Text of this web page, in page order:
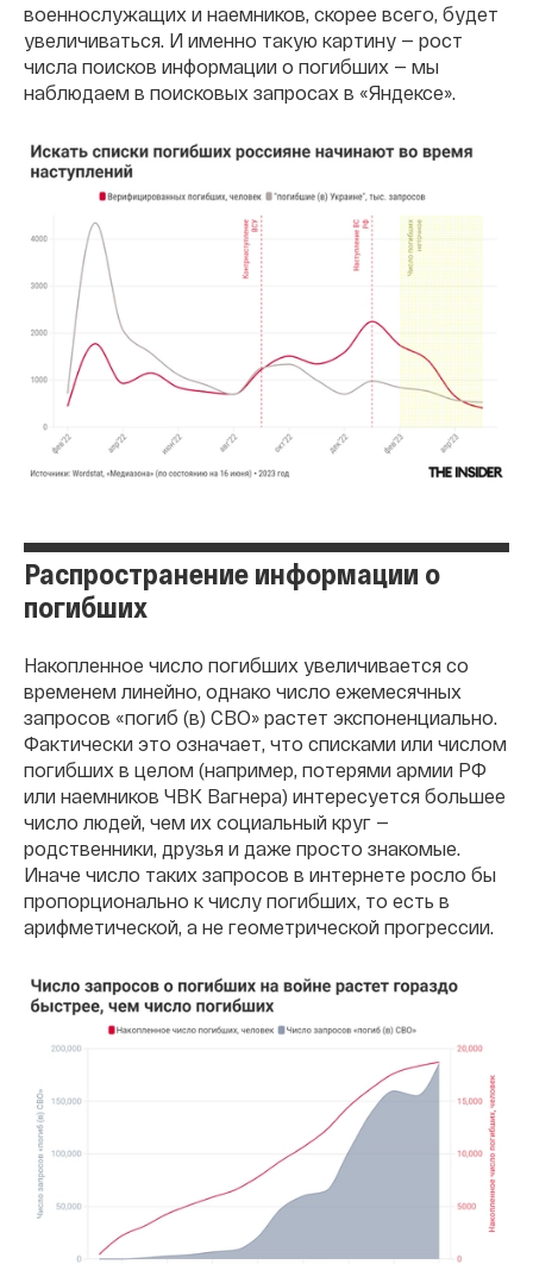
военнослужащих и наемников, скорее всего, будет
увеличиваться. И именно такую картину — рост
числа поисков информации о погибших — мы
наблюдаем в поисковых запросах в «Яндексе».
Распространение информации о
погибших
Накопленное число погибших увеличивается со
временем линейно, однако число ежемесячных
запросов «погиб (в) СВО» растет экспоненциально.
Фактически это означает, что списками или числом
погибших в целом (например, потерями армии РФ
или наемников ЧВК Вагнера) интересуется большее
число людей, чем их социальный круг —
родственники, друзья и даже просто знакомые.
Иначе число таких запросов в интернете росло бы
пропорционально к числу погибших, то есть в
арифметической, а не геометрической прогрессии.